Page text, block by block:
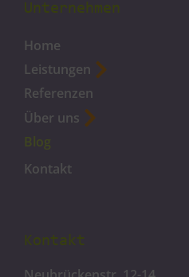
Unternehmen
Home
Leistungen
Referenzen
Über uns
Blog
Kontakt
Kontakt